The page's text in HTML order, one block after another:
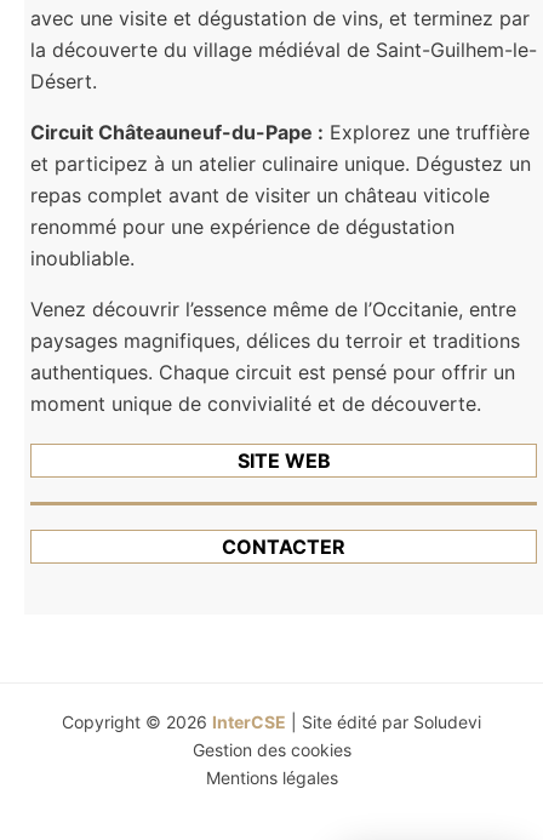
avec une visite et dégustation de vins, et terminez par
la découverte du village médiéval de Saint-Guilhem-le-
Désert.
Circuit Châteauneuf-du-Pape : Explorez une truffière
et participez à un atelier culinaire unique. Dégustez un
repas complet avant de visiter un château viticole
renommé pour une expérience de dégustation
inoubliable.
Venez découvrir l’essence même de l’Occitanie, entre
paysages magnifiques, délices du terroir et traditions
authentiques. Chaque circuit est pensé pour offrir un
moment unique de convivialité et de découverte.
SITE WEB
CONTACTER
Copyright © 2026 InterCSE | Site édité par Soludevi
Gestion des cookies
Mentions légales